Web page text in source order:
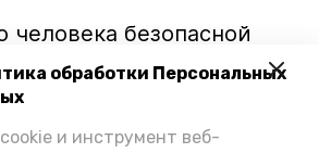
обработки Персональных
и инструмент веб-
человека безопасной
считается 30-50 граммов
этом следует обратить
с которым она